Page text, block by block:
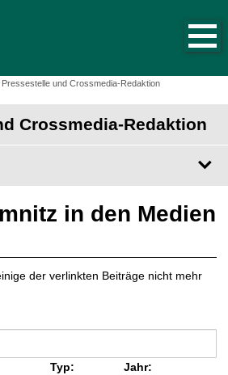
Pressestelle und Crossmedia-Redaktion
Crossmedia-Redaktion
in den Medien
der verlinkten Beiträge nicht mehr
Typ: Jahr: